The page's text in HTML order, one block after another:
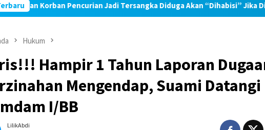
Jadi Tersangka Diduga Akan “Dihabisi” Jika Ditangkap, Isu Uang
Hukum
Hampir 1 Tahun Laporan
Mengendap, Suami Datangi
I/BB
LilikAbdi